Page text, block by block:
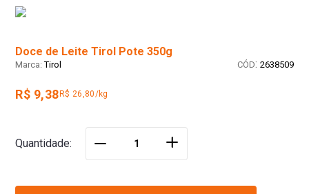
Doce de Leite Tirol Pote 350g
Tirol : 2638509
R$ 9,38 R$ 26,80/kg
Quantidade ＋